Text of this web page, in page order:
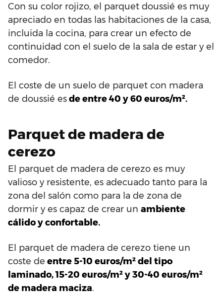
Con su color rojizo, el parquet doussié es muy
apreciado en todas las habitaciones de la casa,
incluida la cocina, para crear un efecto de
continuidad con el suelo de la sala de estar y el
comedor.
El coste de un suelo de parquet con madera
de doussié esde entre 40 y 60 euros/m².
Parquet de madera de
cerezo
El parquet de madera de cerezo es muy
valioso y resistente, es adecuado tanto para la
zona del salón como para la de zona de
dormir y es capaz de crear un ambiente
cálido y confortable.
El parquet de madera de cerezo tiene un
coste de entre 5-10 euros/m² del tipo
laminado, 15-20 euros/m² y 30-40 euros/m²
de madera maciza.